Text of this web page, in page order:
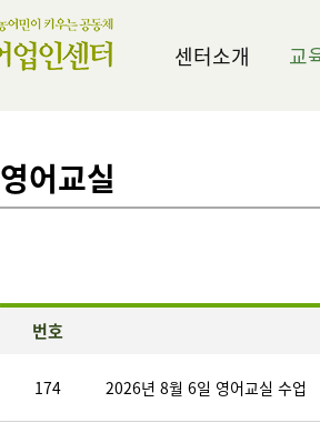
센터소개 교
영어교실
번호
174 2026년 8월 6일 영어교실 수업